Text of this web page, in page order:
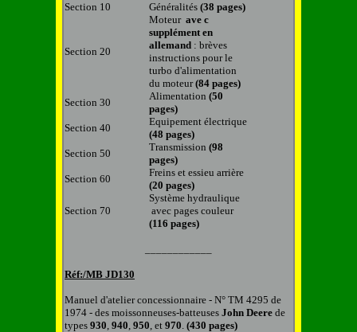
Section 10 Généralités (38 pages)
Section 20
Moteur ave c
supplément en
allemand : brèves
instructions pour le
turbo d'alimentation
du moteur(84 pages)
Section 30
Alimentation (50
pages)
Section 40
Equipement électrique
(48 pages)
Section 50
Transmission (98
pages)
Section 60
Freins et essieu arrière
(20 pages)
Section 70
Système hydraulique
avec pages couleur
(116 pages)
Réf:/MB JD130
Manuel d'atelier concessionnaire - N° TM 4295 de
1974 - des moissonneuses-batteuses John Deere de
types 930, 940, 950, et 970. (430 pages)